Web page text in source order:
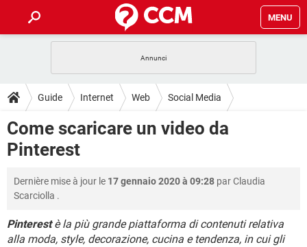
MENU
INTRATTENIMENTO ANDROID
iOS WINDOWS 10
INSTAGRAM
HARDWARE
GUIDE
COVID-19
INTRATTENIMENTO ANDROID
INSTAGRAM WHATSAPP
HARDWARE
DOWNLOAD
COVID-19
iOS
INSTAGRAM WHATSAPP
TIKTOK FACEBOOK
FORUM
COVID-19 GAMING
iOS WINDOWS 10
GLOSSARIO
COVID-19 GAMING
INTRATTENIMENTO ANDROID
Guide Internet Web Social Media
Come scaricare un video da
Pinterest
Dernière mise à jour le 17 gennaio 2020 à 09:28 parClaudia
Scarciolla .
Pinterestè la più grande piattaforma di contenuti relativa
alla moda, style, decorazione, cucina e tendenza, in cui gli